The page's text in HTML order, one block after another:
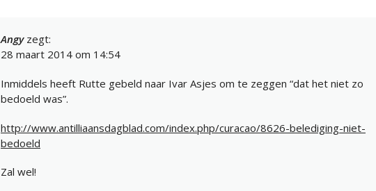
Angy zegt:
28 maart 2014 om 14:54
Inmiddels heeft Rutte gebeld naar Ivar Asjes om te zeggen “dat het niet zo
bedoeld was”.
http://www.antilliaansdagblad.com/index.php/curacao/8626-belediging-niet-
bedoeld
Zal wel!